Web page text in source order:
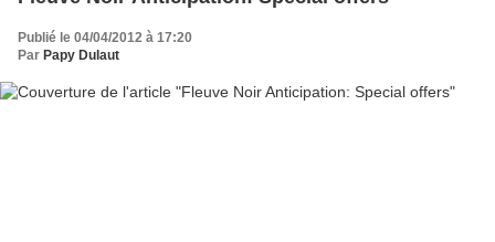
Publié le 04/04/2012 à 17:20
Par Papy Dulaut